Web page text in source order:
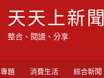
天天上新聞
整合、閱讀、分享
專題 消費生活 綜合新聞